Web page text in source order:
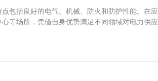
包括良好的电气、机械、防火和防护性能。在应
等场所，凭借自身优势满足不同领域对电力供应